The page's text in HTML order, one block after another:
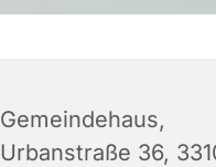
Gemeindehaus,
Urbanstraße 36,